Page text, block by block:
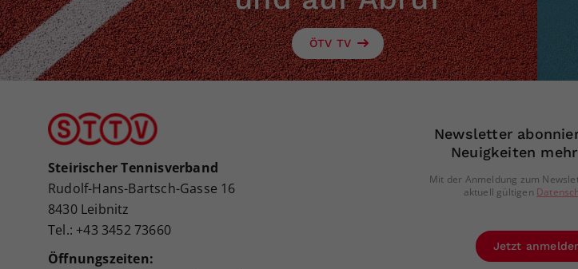
ÖTV TV
Steirischer Tennisverband
Rudolf-Hans-Bartsch-Gasse 16
8430 Leibnitz
Tel.: +43 3452 73660
Öffnungszeiten:
Newsletter
Neuigkeiten
Mit der Anmeldung zum
aktuell gültigen
Jetzt